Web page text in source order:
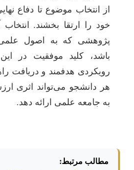
از انتخاب موضوع تا دفاع
خود را ارتقا بخشند. انتخاب
پژوهشی که به اصول علمی
باشد، کلید موفقیت در
رویکردی هدفمند و دریافت
هر دانشجو می‌تواند اثری
به جامعه علمی ارائه دهد.
مطالب مرتبط: